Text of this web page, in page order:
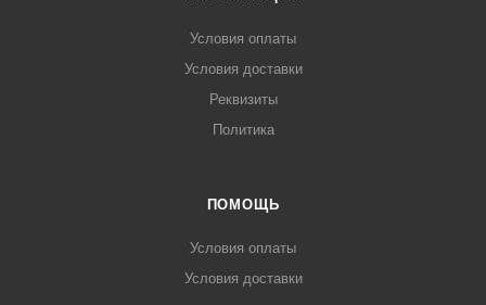
Условия оплаты
Условия доставки
Реквизиты
Политика
ПОМОЩЬ
Условия оплаты
Условия доставки